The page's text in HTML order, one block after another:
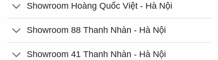
Showroom Hoàng Quốc Việt - Hà Nội
Showroom 88 Thanh Nhàn - Hà Nội
Showroom 41 Thanh Nhàn - Hà Nội